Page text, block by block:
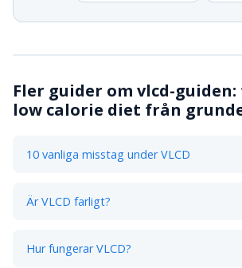
Fler guider om vlcd-
low calorie diet från
10 vanliga misstag under VLCD
Är VLCD farligt?
Hur fungerar VLCD?